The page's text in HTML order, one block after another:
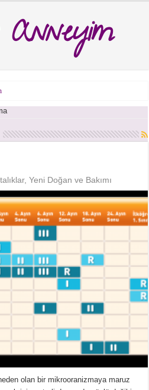
Anneyim
,Yeni Doğan ve Bakımı
olan bir mikrooranizmaya maruz